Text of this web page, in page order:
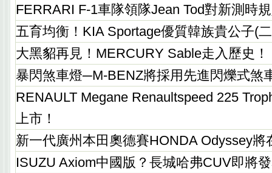
FERRARI F-1車隊領隊Jean Tod對新測時
五育均衡！KIA Sportage優質韓族貴公子(
大黑貂再見！MERCURY Sable走入歷史！
暴閃煞車燈─M-BENZ將採用先進閃爍式煞
RENAULT Megane Renaultspeed 225
上市！
新一代廣州本田奧德賽HONDA Odyssey將
ISUZU Axiom中國版？長城哈弗CUV即將